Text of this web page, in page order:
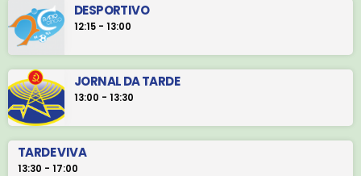
DESPORTIVO
12:15 - 13:00
JORNAL DA TARDE
13:00 - 13:30
TARDE VIVA
13:30 - 17:00